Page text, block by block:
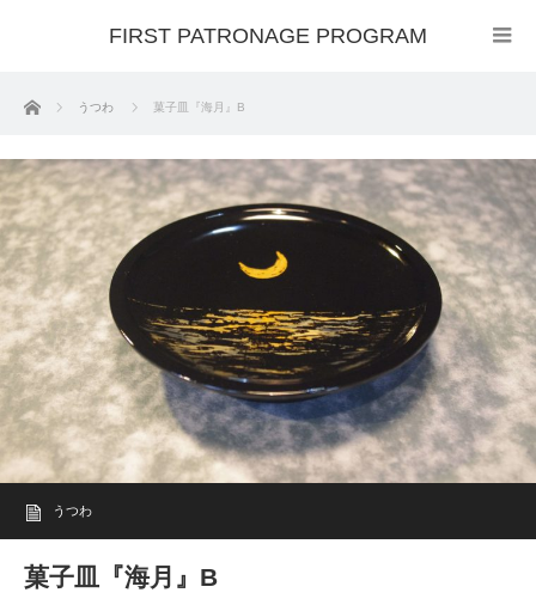
FIRST PATRONAGE PROGRAM
ホーム うつわ 菓子皿『海月』B
うつわ
菓子皿『海月』B